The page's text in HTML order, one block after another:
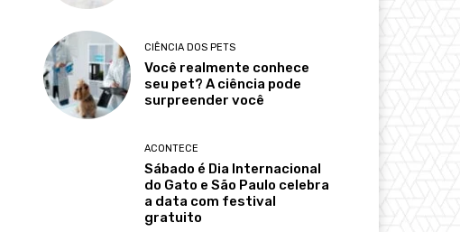
CIÊNCIA DOS PETS
Você realmente conhece
seu pet? A ciência pode
surpreender você
ACONTECE
Sábado é Dia Internacional
do Gato e São Paulo celebra
a data com festival
gratuito